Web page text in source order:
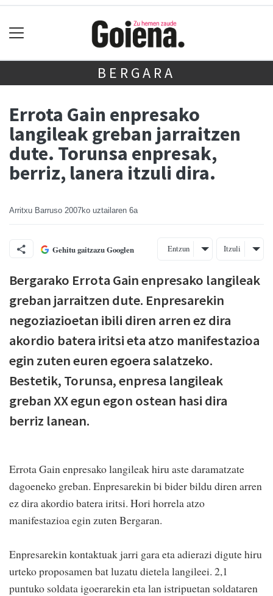
BERGARA
Errota Gain enpresako
langileak greban jarraitzen
dute. Torunsa enpresak,
berriz, lanera itzuli dira.
Arritxu Barruso 2007ko uztailaren 6a
Gehitu gaitzazu Googlen Entzun Itzuli
Bergarako Errota Gain enpresako langileak
greban jarraitzen dute. Enpresarekin
negoziazioetan ibili diren arren ez dira
akordio batera iritsi eta atzo manifestazioa
egin zuten euren egoera salatzeko.
Bestetik, Torunsa, enpresa langileak
greban XX egun egon ostean hasi dira
berriz lanean.
Errota Gain enpresako langileak hiru aste daramatzate
dagoeneko greban. Enpresarekin bi bider bildu diren arren
ez dira akordio batera iritsi. Hori horrela atzo
manifestazioa egin zuten Bergaran.
Enpresarekin kontaktuak jarri gara eta adierazi digute hiru
urteko proposamen bat luzatu dietela langileei. 2,1
puntuko soldata igoerarekin eta lan istripuetan soldataren